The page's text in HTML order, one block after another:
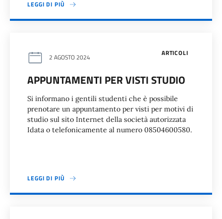
LEGGI DI PIÙ
ARTICOLI
2 AGOSTO 2024
APPUNTAMENTI PER VISTI STUDIO
Si informano i gentili studenti che è possibile
prenotare un appuntamento per visti per motivi di
studio sul sito Internet della società autorizzata
Idata o telefonicamente al numero 08504600580.
LEGGI DI PIÙ